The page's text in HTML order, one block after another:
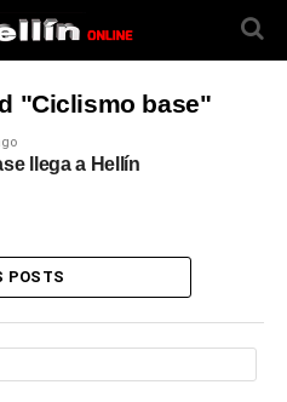
"Ciclismo base"
llega a Hellín
POSTS